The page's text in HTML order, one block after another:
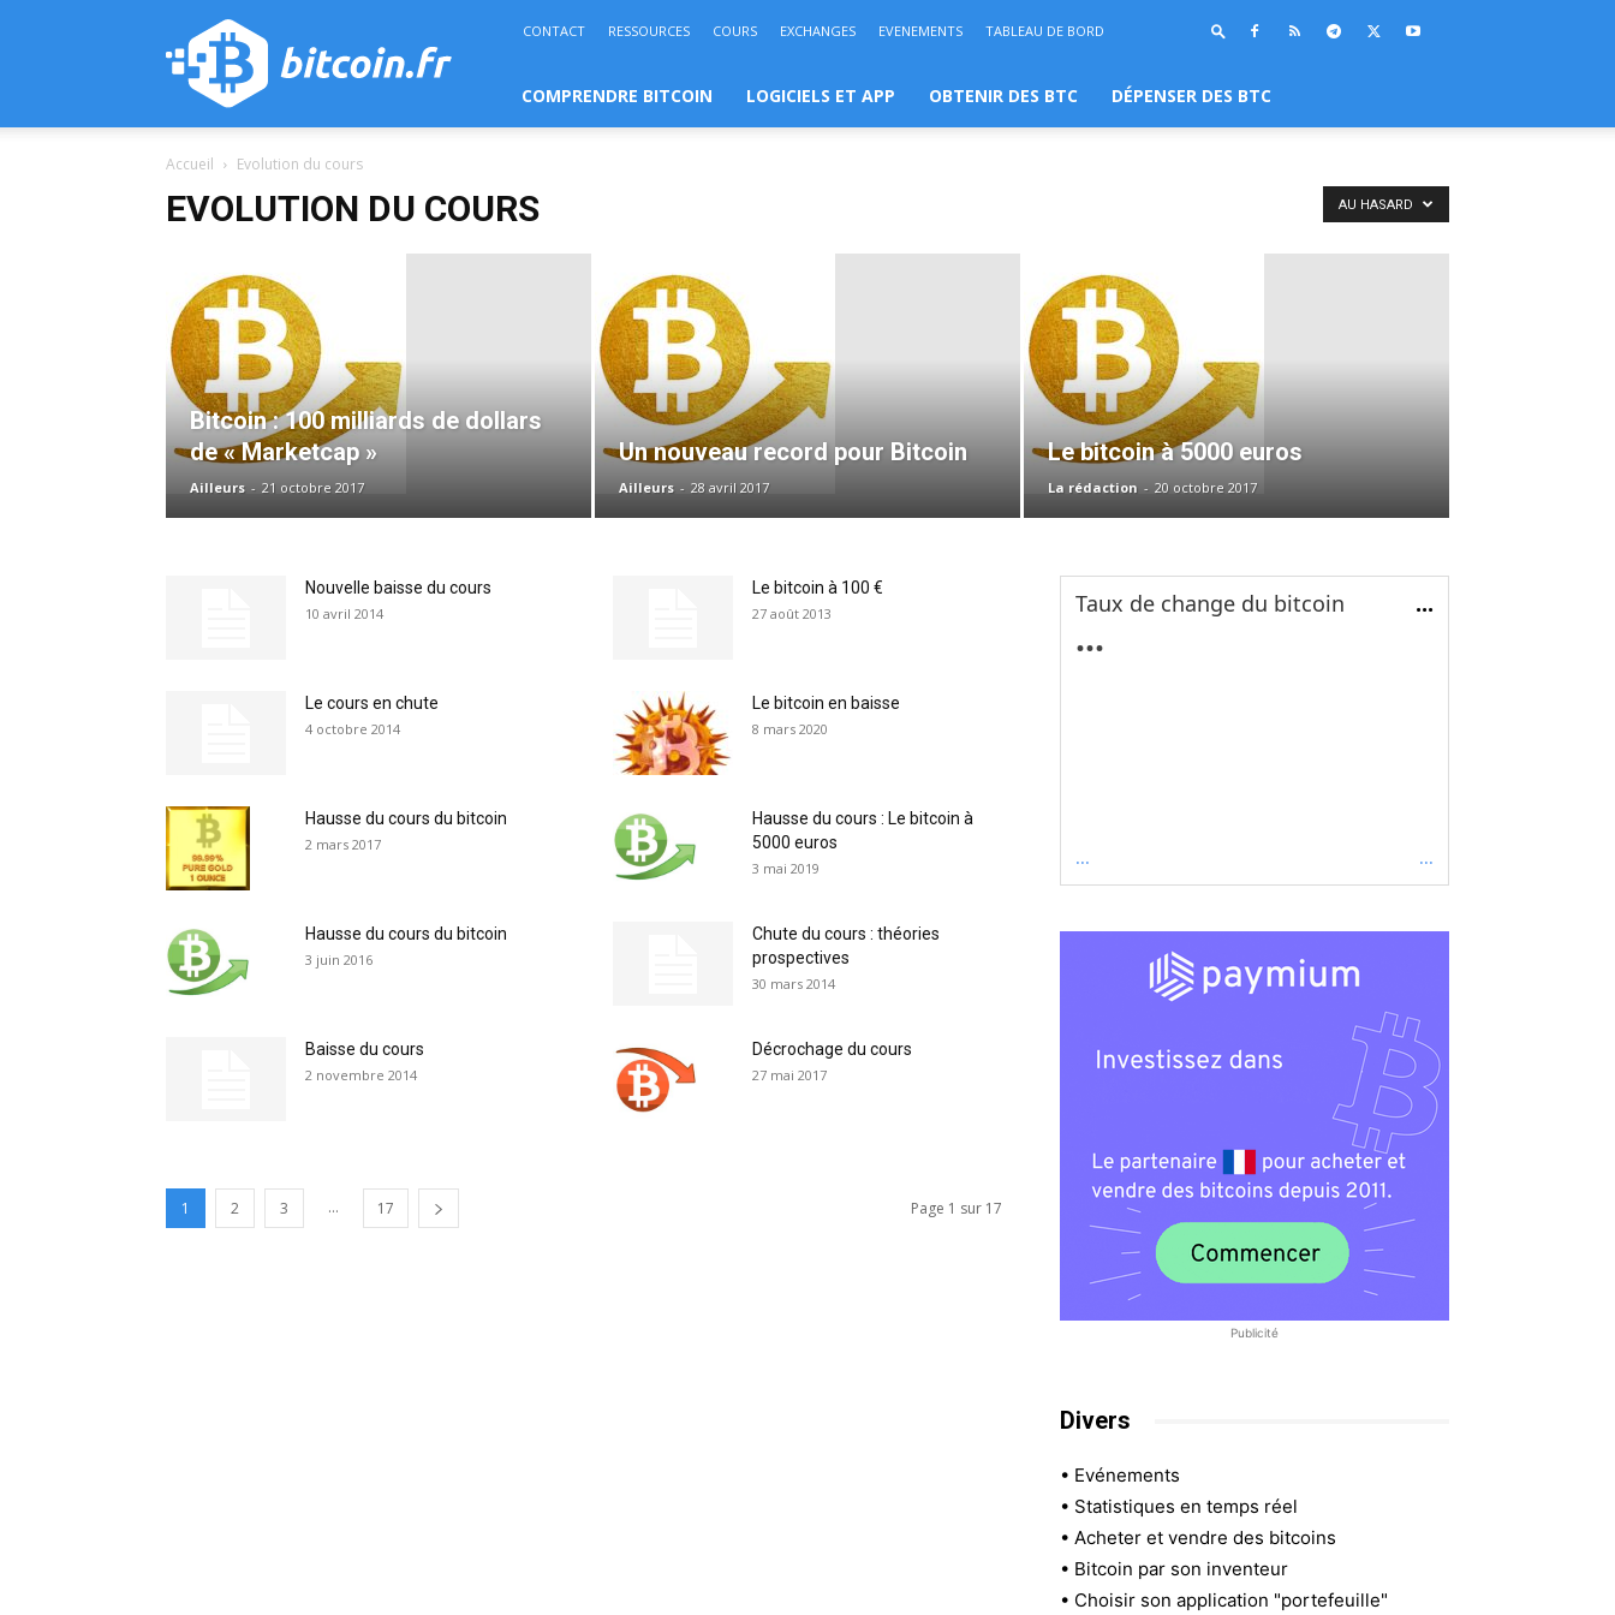
bitcoin.fr
CONTACT RESSOURCES COURS EXCHANGES EVENEMENTS TABLEAU DE BORD
COMPRENDRE BITCOIN LOGICIELS ET APP OBTENIR DES BTC DÉPENSER DES BTC
Accueil Evolution du cours
EVOLUTION DU COURS AU HASARD
Bitcoin : 100 milliards de dollars
de « Marketcap »
Ailleurs - 21 octobre 2017
Un nouveau record pour Bitcoin
Ailleurs - 28 avril 2017
Le bitcoin à 5000 euros
La rédaction - 20 octobre 2017
Nouvelle baisse du cours
10 avril 2014
Le bitcoin à 100 €
27 août 2013
Le cours en chute
4 octobre 2014
Le bitcoin en baisse
8 mars 2020
Hausse du cours du bitcoin
2 mars 2017
Hausse du cours : Le bitcoin à
5000 euros
3 mai 2019
Hausse du cours du bitcoin
3 juin 2016
Chute du cours : théories
prospectives
30 mars 2014
Baisse du cours
2 novembre 2014
Décrochage du cours
27 mai 2017
1 2 3 ... 17 Page 1 sur 17
Taux de change du bitcoin ...
...
... ...
Publicité
Divers
• Evénements
• Statistiques en temps réel
• Acheter et vendre des bitcoins
• Bitcoin par son inventeur
• Choisir son application "portefeuille"